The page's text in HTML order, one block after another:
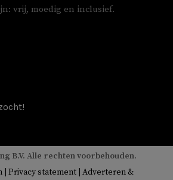
vrij, moedig en inclusief.
B.V. Alle rechten voorbehouden.
Privacy statement Adverteren &